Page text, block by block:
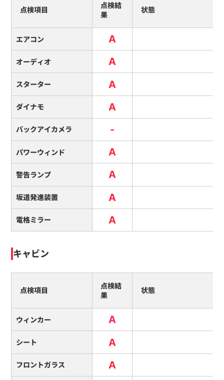
点検項目
点検結
果
状態
エアコン A
オーディオ A
スターター A
ダイナモ A
バックアイカメラ -
パワーウィンド A
警告ランプ A
坂道発進装置 A
電格ミラー A
キャビン
点検項目
点検結
果
状態
ウィンカー A
シート A
フロントガラス A